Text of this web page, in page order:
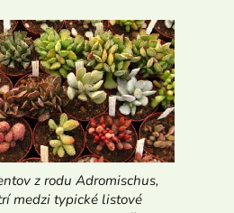
z rodu Adromischus,
medzi typické listové